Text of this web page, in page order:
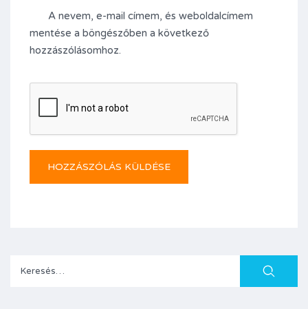
A nevem, e-mail címem, és weboldalcímem
mentése a böngészőben a következő
hozzászólásomhoz.
Keresés: